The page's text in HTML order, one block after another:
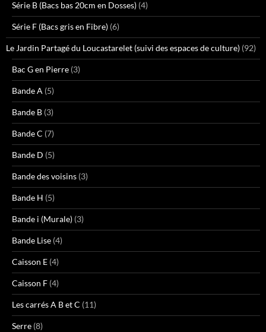
Série B (Bacs bas 20cm en Dosses) (4)
Série F (Bacs gris en Fibre) (6)
Le Jardin Partagé du Loucastarelet (suivi des espaces de culture) (92)
Bac G en Pierre (3)
Bande A (5)
Bande B (3)
Bande C (7)
Bande D (5)
Bande des voisins (3)
Bande H (5)
Bande i (Murale) (3)
Bande Lise (4)
Caisson E (4)
Caisson F (4)
Les carrés A B et C (11)
Serre (8)